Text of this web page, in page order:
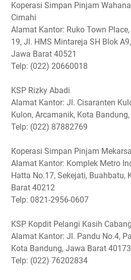
Koperasi Simpan Pinjam
Cimahi
Alamat Kantor: Ruko Town
19, Jl. HMS Mintareja SH Blok
Jawa Barat 40521
Telp: (022) 20660018
KSP Rizky Abadi
Alamat Kantor: Jl. Cisaranten
Kulon, Arcamanik, Kota
Telp: (022) 87882769
Koperasi Simpan Pinjam
Alamat Kantor: Komplek Metro
Hatta No.17, Sekejati, Buahbatu,
Barat 40212
Telp: 0821-2956-0607
KSP Kopdit Pelangi Kasih
Alamat Kantor: Jl. Pandu No.4,
Kota Bandung, Jawa Barat 40173
Telp: (022) 76202834